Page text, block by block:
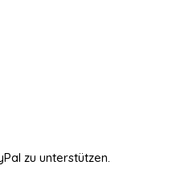
zu unterstützen.